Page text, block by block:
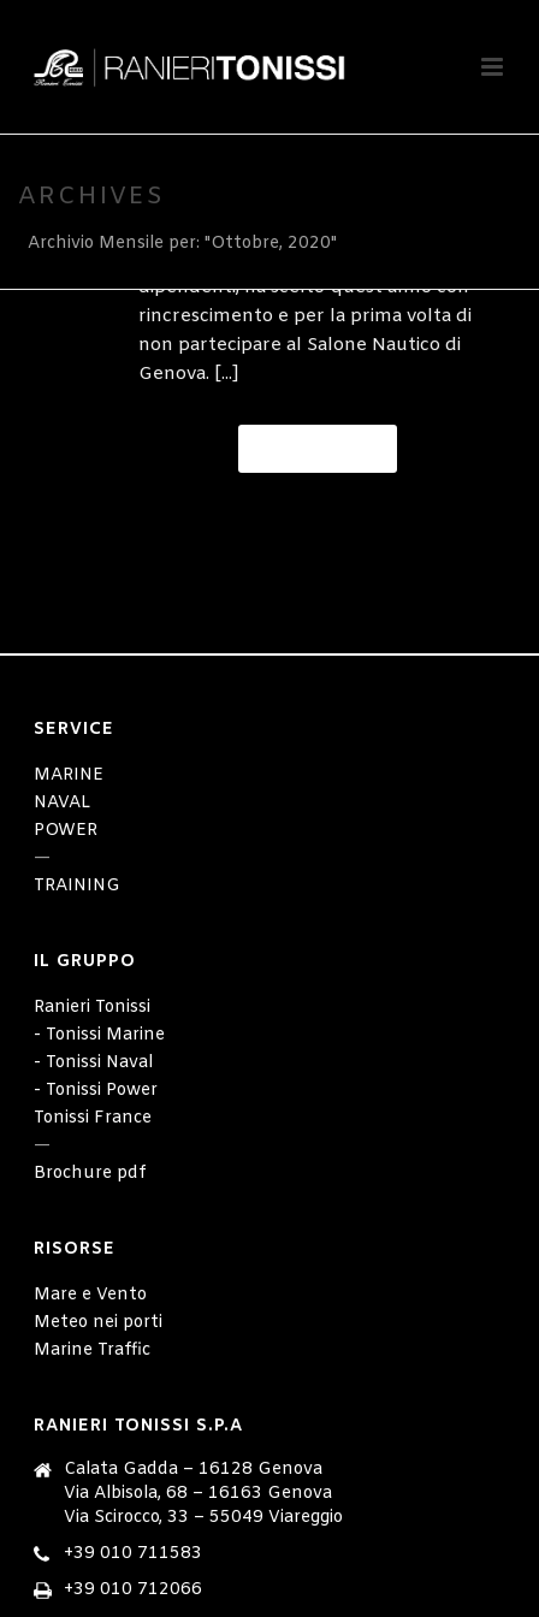
ARCHIVES
Archivio Mensile per: "Ottobre, 2020"
Ottobre 2020
ACCENDE I MOTORI
NANNI.
Caro Armatore, Ranieri Tonissi SpA, per
salvaguardare la salute dei propri
dipendenti, ha scelto quest’anno con
rincrescimento e per la prima volta di
non partecipare al Salone Nautico di
Genova. [...]
SERVICE
MARINE
NAVAL
POWER
—
TRAINING
IL GRUPPO
Ranieri Tonissi
- Tonissi Marine
- Tonissi Naval
- Tonissi Power
Tonissi France
—
Brochure pdf
RISORSE
Mare e Vento
Meteo nei porti
Marine Traffic
RANIERI TONISSI S.P.A
Calata Gadda – 16128 Genova
Via Albisola, 68 – 16163 Genova
Via Scirocco, 33 – 55049 Viareggio
+39 010 711583
+39 010 712066